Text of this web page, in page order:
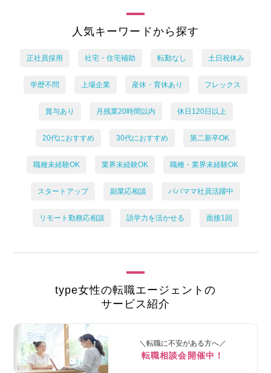
人気キーワードから探す
正社員採用 社宅・住宅補助 転勤なし 土日祝休み
学歴不問 上場企業 産休・育休あり フレックス
賞与あり 月残業20時間以内 休日120日以上
20代におすすめ 30代におすすめ 第二新卒OK
職種未経験OK 業界未経験OK 職種・業界未経験OK
スタートアップ 副業応相談 パパママ社員活躍中
リモート勤務応相談 語学力を活かせる 面接1回
type女性の転職エージェントの
サービス紹介
＼転職に不安がある方へ／
転職相談会開催中！